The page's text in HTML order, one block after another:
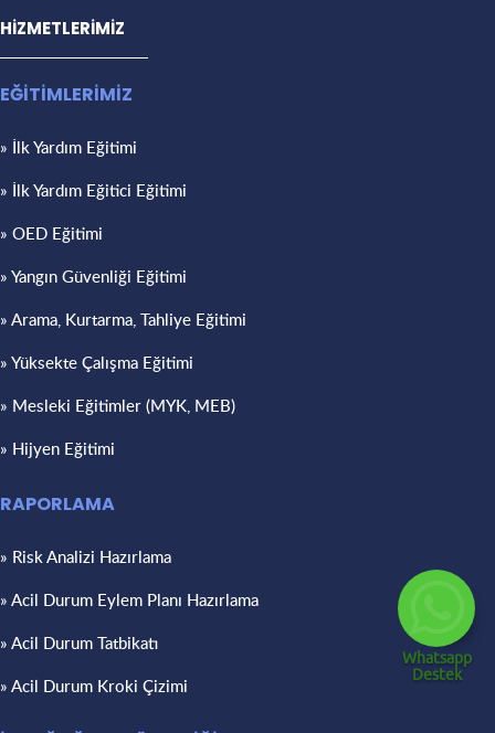
Whatsapp
Destek
HİZMETLERİMİZ
EĞİTİMLERİMİZ
» İlk Yardım Eğitimi
» İlk Yardım Eğitici Eğitimi
» OED Eğitimi
» Yangın Güvenliği Eğitimi
» Arama, Kurtarma, Tahliye Eğitimi
» Yüksekte Çalışma Eğitimi
» Mesleki Eğitimler (MYK, MEB)
» Hijyen Eğitimi
RAPORLAMA
» Risk Analizi Hazırlama
» Acil Durum Eylem Planı Hazırlama
» Acil Durum Tatbikatı
» Acil Durum Kroki Çizimi